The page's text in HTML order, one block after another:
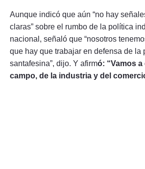
Aunque indicó que aún “no hay
claras” sobre el rumbo de la política
nacional, señaló que “nosotros
que hay que trabajar en defensa de la
santafesina”, dijo. Y afirmó: “Vamos a
campo, de la industria y del